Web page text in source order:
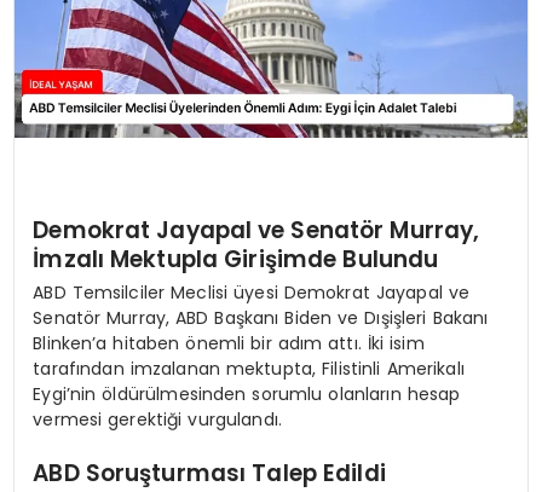
Demokrat Jayapal ve Senatör Murray,
İmzalı Mektupla Girişimde Bulundu
ABD Temsilciler Meclisi üyesi Demokrat Jayapal ve
Senatör Murray, ABD Başkanı Biden ve Dışişleri Bakanı
Blinken’a hitaben önemli bir adım attı. İki isim
tarafından imzalanan mektupta, Filistinli Amerikalı
Eygi’nin öldürülmesinden sorumlu olanların hesap
vermesi gerektiği vurgulandı.
ABD Soruşturması Talep Edildi